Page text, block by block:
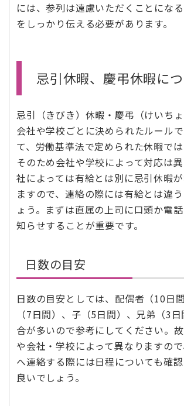
には、参列は遠慮いただくことにな
をしっかり伝える必要があります。
忌引休暇、慶弔休暇に
忌引（きびき）休暇・慶弔（けいちょ
会社や学校ごとに決められたルール
て、労働基準法で定められた休暇では
そのため会社や学校によって対応は
社によっては有給とは別に忌引休暇
ますので、連絡の際には有給とは違
ょう。まずは直属の上司に口頭か電
知らせすることが重要です。
日数の目安
日数の目安としては、配偶者（10日
（7日間）、子（5日間）、兄弟（3
合が多いので参考にしてください。
や会社・学校によって異なりますの
へ連絡する際には日程についても確
良いでしょう。